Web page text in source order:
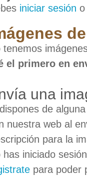
iniciar sesión
tenemos
el primero en
una
de
nuestra web al
para la
has iniciado
para poder